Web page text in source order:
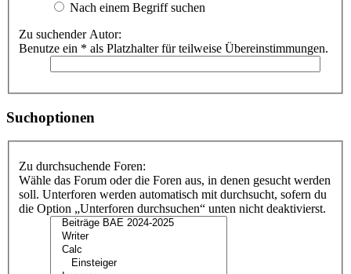
Nach einem Begriff suchen
Zu suchender Autor:
Benutze ein * als Platzhalter für teilweise Übereinstimmungen.
Suchoptionen
Zu durchsuchende Foren:
Wähle das Forum oder die Foren aus, in denen gesucht werden
soll. Unterforen werden automatisch mit durchsucht, sofern du
die Option „Unterforen durchsuchen“ unten nicht deaktivierst.